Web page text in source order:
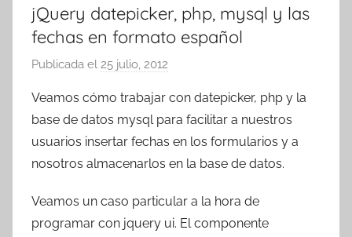
jQuery datepicker, php, mysql y las
fechas en formato español
Publicada el 25 julio, 2012
r
T
r
e
c
o
Veamos cómo trabajar con datepicker, php y la
base de datos mysql para facilitar a nuestros
usuarios insertar fechas en los formularios y a
nosotros almacenarlos en la base de datos.
Veamos un caso particular a la hora de
programar con jquery ui. El componente